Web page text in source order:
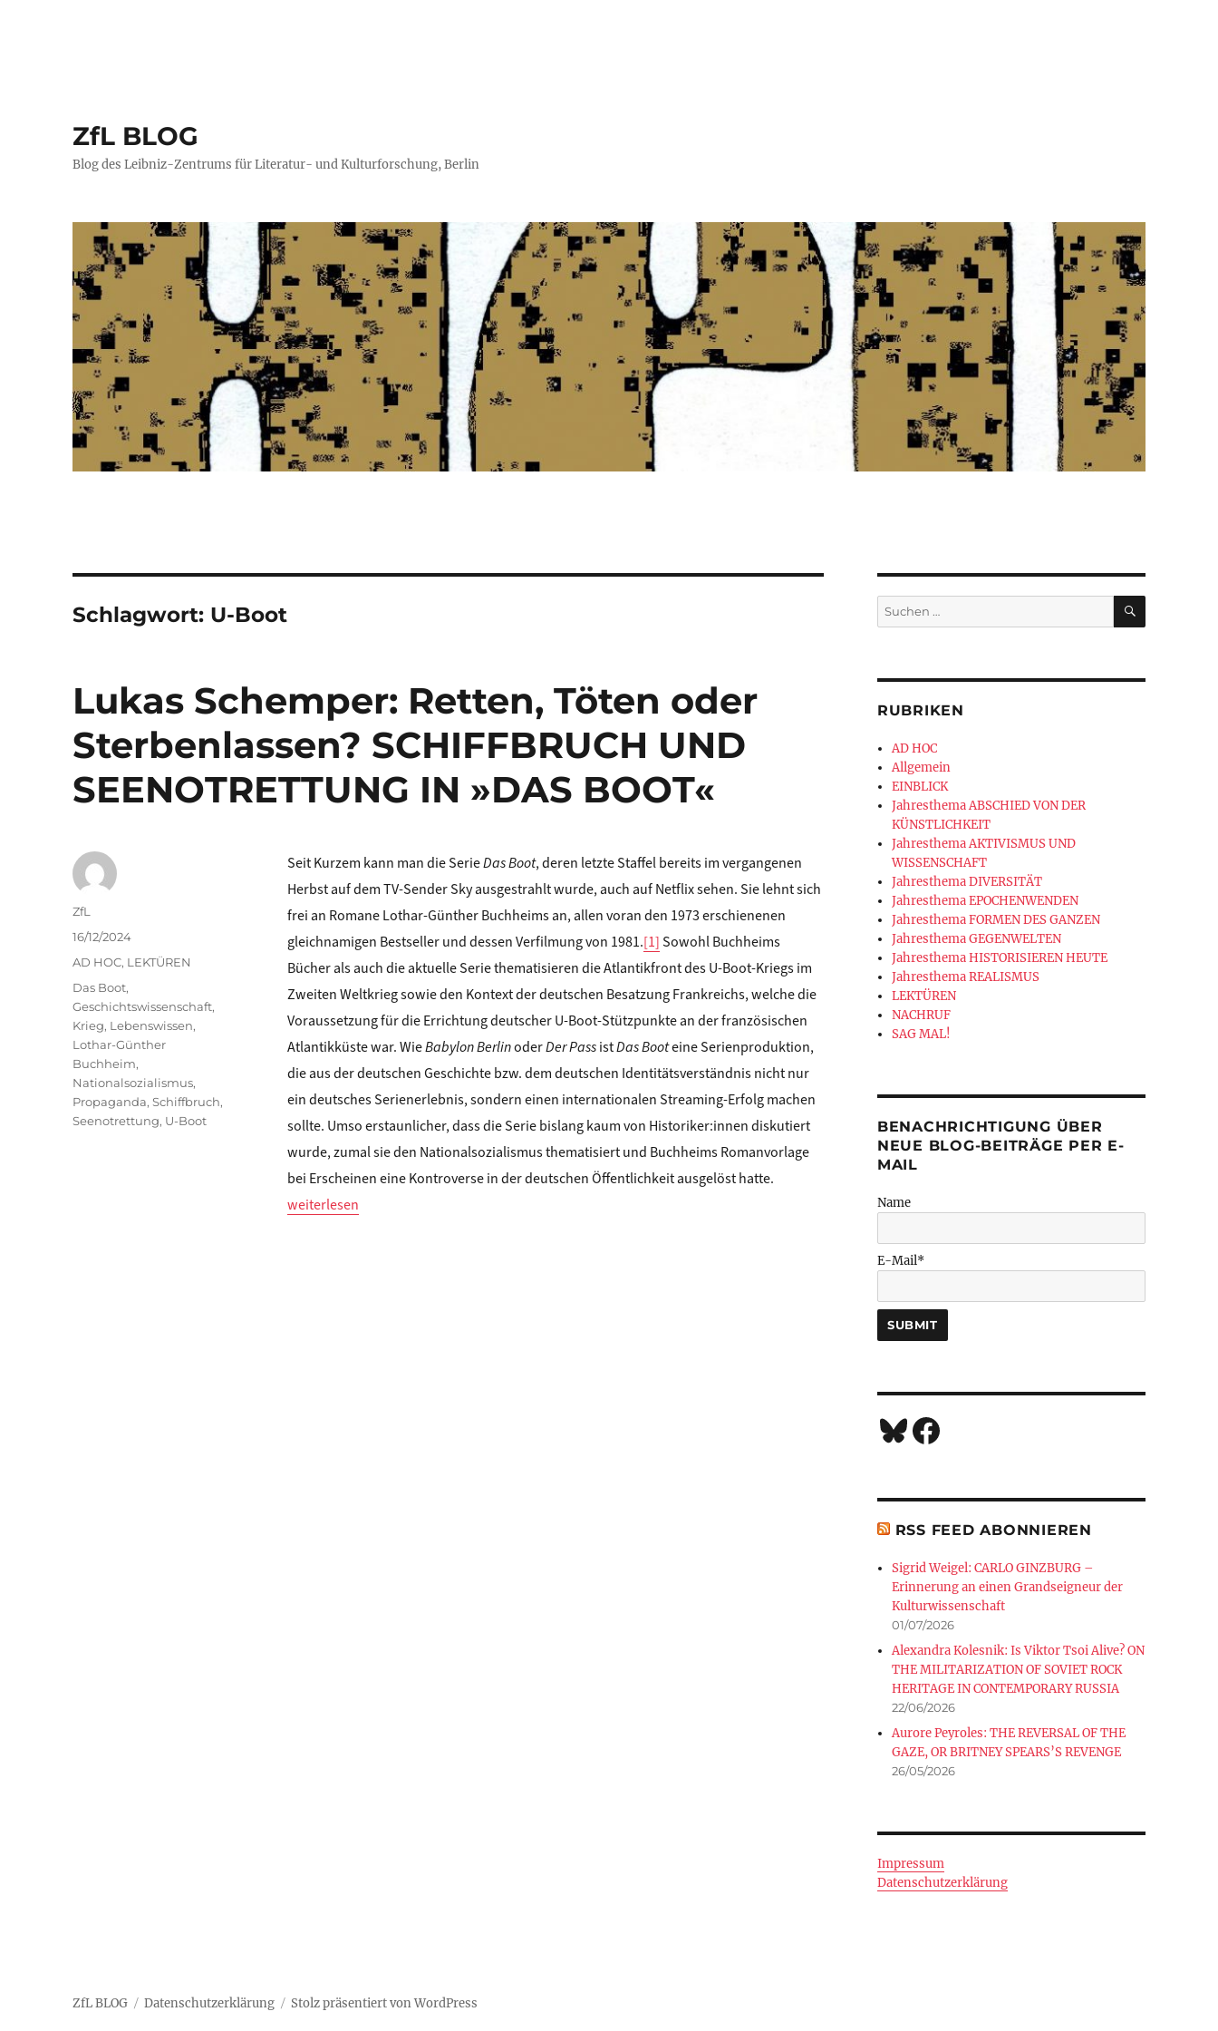
ZfL BLOG
Blog des Leibniz-Zentrums für Literatur- und Kulturforschung, Berlin
Schlagwort: U-Boot
Lukas Schemper: Retten, Töten oder
Sterbenlassen? SCHIFFBRUCH UND
SEENOTRETTUNG IN »DAS BOOT«
Seit Kurzem kann man die SerieDas Boot, deren letzte Staffel bereits im vergangenen
Herbst auf dem TV-Sender Sky ausgestrahlt wurde, auch auf Netflix sehen. Sie lehnt sich
frei an Romane Lothar-Günther Buchheims an, allen voran den 1973 erschienenen
gleichnamigen Bestseller und dessen Verfilmung von 1981.[1] Sowohl Buchheims
Bücher als auch die aktuelle Serie thematisieren die Atlantikfront des U-Boot-Kriegs im
Zweiten Weltkrieg sowie den Kontext der deutschen Besatzung Frankreichs, welche die
Voraussetzung für die Errichtung deutscher U-Boot-Stützpunkte an der französischen
Atlantikküste war. WieBabylon BerlinoderDer PassistDas Booteine Serienproduktion,
die aus der deutschen Geschichte bzw. dem deutschen Identitätsverständnis nicht nur
ein deutsches Serienerlebnis, sondern einen internationalen Streaming-Erfolg machen
sollte. Umso erstaunlicher, dass die Serie bislang kaum von Historiker:innen diskutiert
wurde, zumal sie den Nationalsozialismus thematisiert und Buchheims Romanvorlage
bei Erscheinen eine Kontroverse in der deutschen Öffentlichkeit ausgelöst hatte.
„Lukas Schemper: Retten, Töten oder Sterbenlassen? SCHIFFBRUCH UND SEENOTRETTUNG IN »DAS BOOT«“
weiterlesen
Autor
ZfL
Veröffentlicht
16/12/2024
Kategorien
AD HOC, LEKTÜREN
Schlagwörter
Das Boot,
Geschichtswissenschaft,
Krieg, Lebenswissen,
Lothar-Günther
Buchheim,
Nationalsozialismus,
Propaganda,Schiffbruch,
Seenotrettung, U-Boot
Suchen
nach:
SUCHEN
RUBRIKEN
AD HOC
Allgemein
EINBLICK
Jahresthema ABSCHIED VON DER
KÜNSTLICHKEIT
Jahresthema AKTIVISMUS UND
WISSENSCHAFT
Jahresthema DIVERSITÄT
Jahresthema EPOCHENWENDEN
Jahresthema FORMEN DES GANZEN
Jahresthema GEGENWELTEN
Jahresthema HISTORISIEREN HEUTE
Jahresthema REALISMUS
LEKTÜREN
NACHRUF
SAG MAL!
BENACHRICHTIGUNG ÜBER
NEUE BLOG-BEITRÄGE PER E-
MAIL
Name
E-Mail*
Bluesky
Facebook
RSS FEED ABONNIEREN
Sigrid Weigel: CARLO GINZBURG –
Erinnerung an einen Grandseigneur der
Kulturwissenschaft
01/07/2026
Alexandra Kolesnik: Is Viktor Tsoi Alive? ON
THE MILITARIZATION OF SOVIET ROCK
HERITAGE IN CONTEMPORARY RUSSIA
22/06/2026
Aurore Peyroles: THE REVERSAL OF THE
GAZE, OR BRITNEY SPEARS’S REVENGE
26/05/2026
Impressum
Datenschutzerklärung
ZfL BLOG Datenschutzerklärung Stolz präsentiert von WordPress